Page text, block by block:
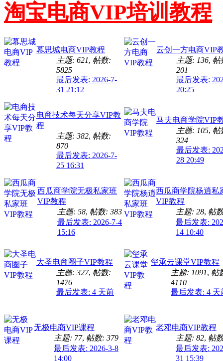
淘宝电商VIP培训教程
幕思城电商VIP教程
主题: 621, 帖数:
5825
最后发表: 2026-7-
31 21:12
云创一方电商VIP
主题: 136, 帖
201
最后发表:
20:25
电商技术每天分享VIP教
程
主题: 382, 帖数:
870
最后发表: 2026-7-
25 16:31
马夫电商学院VIP
主题: 105, 帖
324
最后发表:
28 20:49
西瓜商学院无极私家班
VIP教程
主题: 58, 帖数: 383
最后发表: 2026-7-4
15:16
西瓜商学院杨逍私
VIP教程
主题: 28, 帖
最后发表:
14 10:40
大圣电商圈子VIP教程
主题: 327, 帖数:
1476
最后发表: 4 天前
玺承云课堂VIP教程
主题: 1091, 帖
4110
最后发表: 4 天
无极电商VIP课程
主题: 77, 帖数: 379
最后发表: 2026-3-8
14:00
老邓电商VIP教程
主题: 82, 帖
最后发表:
31 15:39